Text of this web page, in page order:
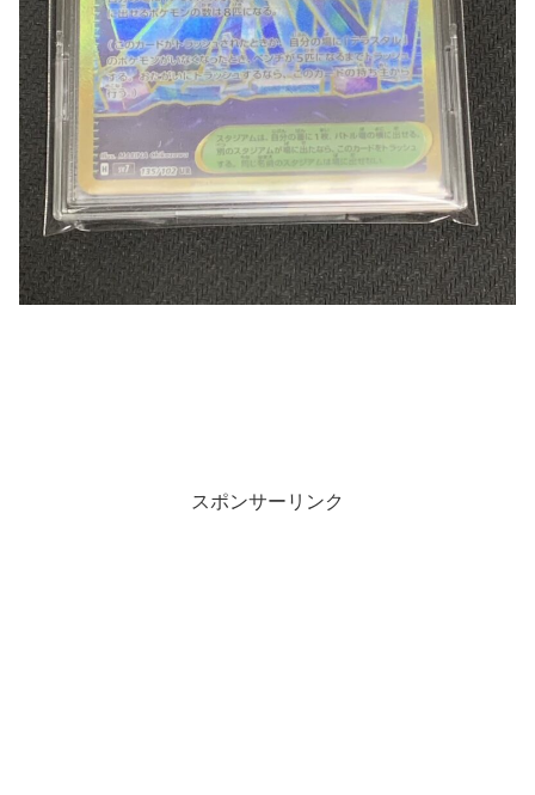
スポンサーリンク